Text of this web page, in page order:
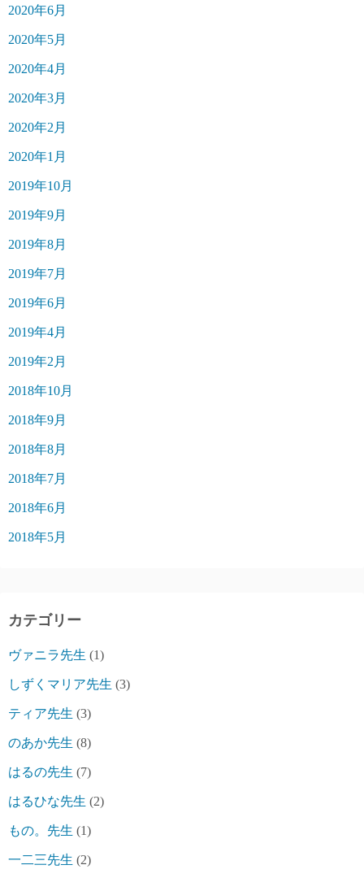
2020年6月
2020年5月
2020年4月
2020年3月
2020年2月
2020年1月
2019年10月
2019年9月
2019年8月
2019年7月
2019年6月
2019年4月
2019年2月
2018年10月
2018年9月
2018年8月
2018年7月
2018年6月
2018年5月
カテゴリー
ヴァニラ先生 (1)
しずくマリア先生 (3)
ティア先生 (3)
のあか先生 (8)
はるの先生 (7)
はるひな先生 (2)
もの。先生 (1)
一二三先生 (2)